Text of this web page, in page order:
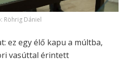
Röhrig Dániel
ez egy élő kapu a múltba,
vasúttal érintett